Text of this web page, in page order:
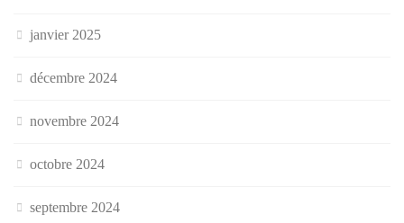
janvier 2025
décembre 2024
novembre 2024
octobre 2024
septembre 2024